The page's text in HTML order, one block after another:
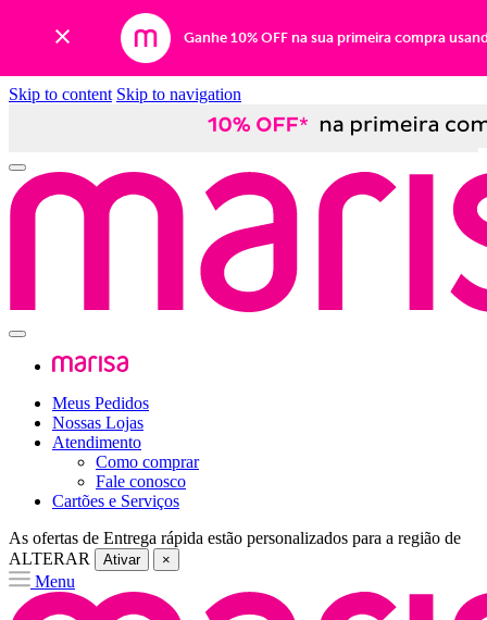
Ganhe 10% OFF na sua primeira compra
Skip to content Skip to navigation
Meus Pedidos
Nossas Lojas
Atendimento
Como comprar
Fale conosco
Cartões e Serviços
As ofertas de Entrega rápida estão personalizados para a região de
ALTERAR
Ativar ×
Menu